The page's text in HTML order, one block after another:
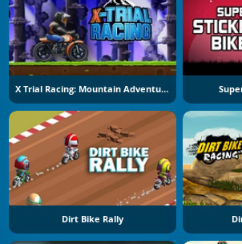
X Trial Racing: Mountain Adventure
Dirt Bike Rally